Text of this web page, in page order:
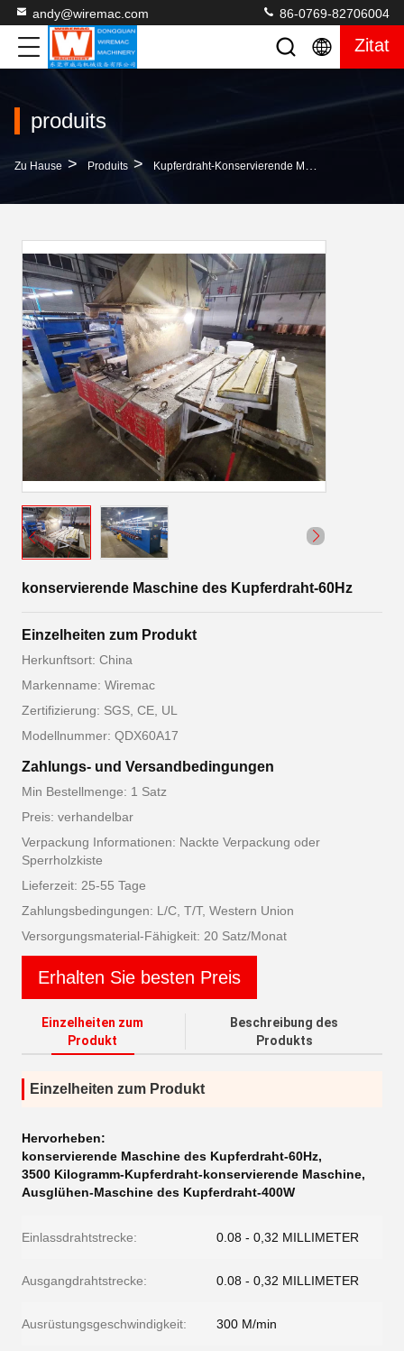
andy@wiremac.com 86-0769-82706004
Zitat
produits
Zu Hause > Produits > Kupferdraht-Konservierende Maschine
konservierende Maschine des Kupferdraht-60Hz
Einzelheiten zum Produkt
Herkunftsort: China
Markenname: Wiremac
Zertifizierung: SGS, CE, UL
Modellnummer: QDX60A17
Zahlungs- und Versandbedingungen
Min Bestellmenge: 1 Satz
Preis: verhandelbar
Verpackung Informationen: Nackte Verpackung oder
Sperrholzkiste
Lieferzeit: 25-55 Tage
Zahlungsbedingungen: L/C, T/T, Western Union
Versorgungsmaterial-Fähigkeit: 20 Satz/Monat
Erhalten Sie besten Preis
Einzelheiten zum
Produkt
Beschreibung des
Produkts
Einzelheiten zum Produkt
Hervorheben:
konservierende Maschine des Kupferdraht-60Hz,
3500 Kilogramm-Kupferdraht-konservierende Maschine,
Ausglühen-Maschine des Kupferdraht-400W
Einlassdrahtstrecke: 0.08 - 0,32 MILLIMETER
Ausgangdrahtstrecke: 0.08 - 0,32 MILLIMETER
Ausrüstungsgeschwindigkeit: 300 M/min